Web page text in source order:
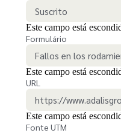
Este campo está
Formulário
Este campo está
URL
Este campo está
Fonte UTM